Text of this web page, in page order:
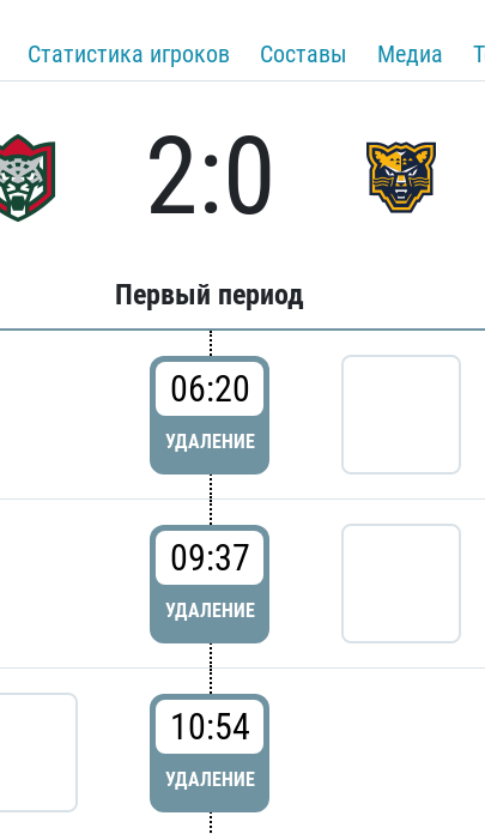
Статистика игроков Составы Медиа
2:0
Первый период
06:20
УДАЛЕНИЕ
09:37
УДАЛЕНИЕ
10:54
УДАЛЕНИЕ